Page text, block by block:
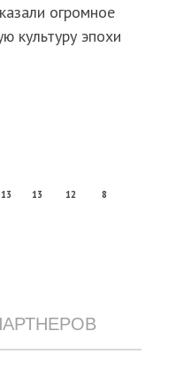
огромное
культуру эпохи
13 13 12 8